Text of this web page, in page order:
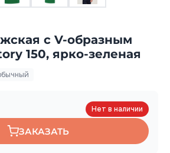
с V-образным
150, ярко-зеленая
Нет в наличии
ЗАКАЗАТЬ